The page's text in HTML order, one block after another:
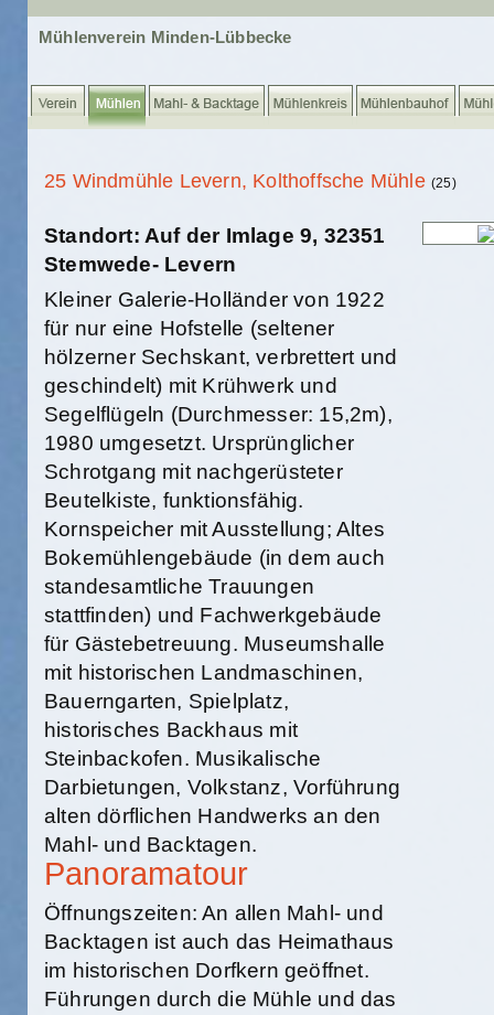
Mühlenverein Minden-Lübbecke
25 Windmühle Levern, Kolthoffsche Mühle (25)
Standort: Auf der Imlage 9, 32351
Stemwede- Levern
Kleiner Galerie-Holländer von 1922
für nur eine Hofstelle (seltener
hölzerner Sechskant, verbrettert und
geschindelt) mit Krühwerk und
Segelflügeln (Durchmesser: 15,2m),
1980 umgesetzt. Ursprünglicher
Schrotgang mit nachgerüsteter
Beutelkiste, funktionsfähig.
Kornspeicher mit Ausstellung; Altes
Bokemühlengebäude (in dem auch
standesamtliche Trauungen
stattfinden) und Fachwerkgebäude
für Gästebetreuung. Museumshalle
mit historischen Landmaschinen,
Bauerngarten, Spielplatz,
historisches Backhaus mit
Steinbackofen. Musikalische
Darbietungen, Volkstanz, Vorführung
alten dörflichen Handwerks an den
Mahl- und Backtagen.
Panoramatour
Öffnungszeiten: An allen Mahl- und
Backtagen ist auch das Heimathaus
im historischen Dorfkern geöffnet.
Führungen durch die Mühle und das